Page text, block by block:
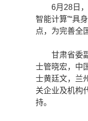
6月28日，
智能计算”“具
点，为完善全
甘肃省委副
士管晓宏，中
士黄廷文，兰
关企业及机构
持。